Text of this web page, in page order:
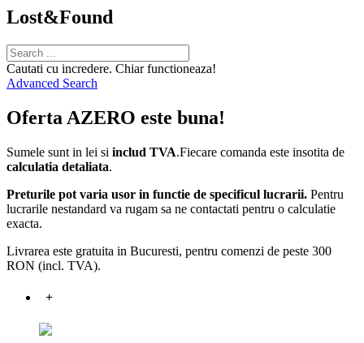
Lost&Found
Cautati cu incredere. Chiar functioneaza!
Advanced Search
Oferta AZERO este buna!
Sumele sunt in lei si includ TVA.Fiecare comanda este insotita de
calculatia detaliata.
Preturile pot varia usor in functie de specificul lucrarii. Pentru
lucrarile nestandard va rugam sa ne contactati pentru o calculatie
exacta.
Livrarea este gratuita in Bucuresti, pentru comenzi de peste 300
RON (incl. TVA).
+